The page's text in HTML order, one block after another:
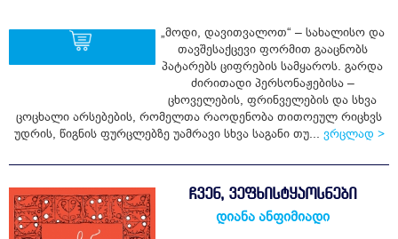
„მოდი, დავითვალოთ“ – სახალისო და
თავშესაქცევი ფორმით გააცნობს
პატარებს ციფრების სამყაროს. გარდა
ძირითადი პერსონაჟებისა –
ცხოველების, ფრინველების და სხვა
ცოცხალი არსებების, რომელთა რაოდენობა თითოეულ რიცხვს
უდრის, წიგნის ფურცლებზე უამრავი სხვა საგანი თუ... ვრცლად >
ᲩᲕᲔᲜ, ᲕᲔᲤᲮᲘᲡᲢᲧᲐᲝᲡᲜᲔᲑᲘ
დიანა ანფიმიადი